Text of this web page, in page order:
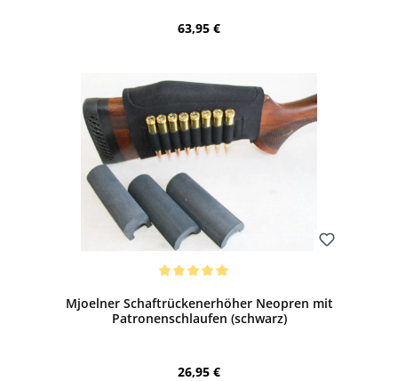
Regulärer Preis:
63,95 €
Mjoelner Schaftrückenerhöher Neopren mit
Patronenschlaufen (schwarz)
Regulärer Preis:
26,95 €